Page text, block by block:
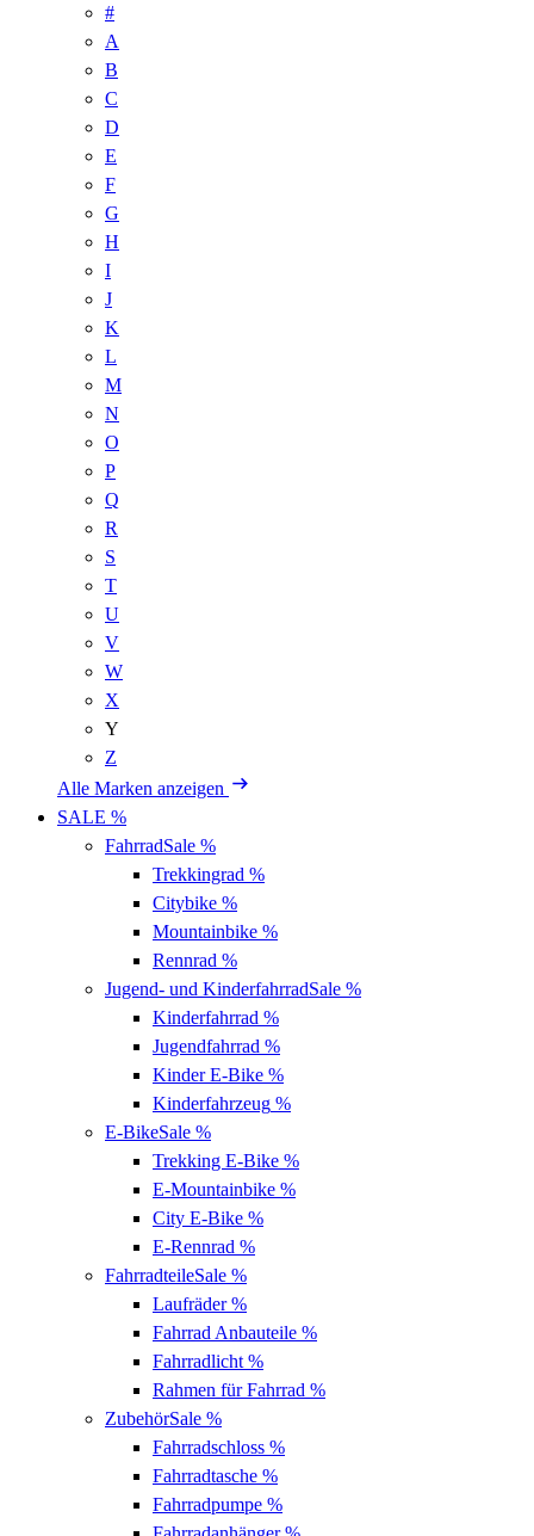
#
A
B
C
D
E
F
G
H
I
J
K
L
M
N
O
P
Q
R
S
T
U
V
W
X
Y
Z
Alle Marken anzeigen
SALE %
FahrradSale %
Trekkingrad %
Citybike %
Mountainbike %
Rennrad %
Jugend- und KinderfahrradSale %
Kinderfahrrad %
Jugendfahrrad %
Kinder E-Bike %
Kinderfahrzeug %
E-BikeSale %
Trekking E-Bike %
E-Mountainbike %
City E-Bike %
E-Rennrad %
FahrradteileSale %
Laufräder%
Fahrrad Anbauteile %
Fahrradlicht %
Rahmen für Fahrrad %
ZubehörSale %
Fahrradschloss %
Fahrradtasche %
Fahrradpumpe %